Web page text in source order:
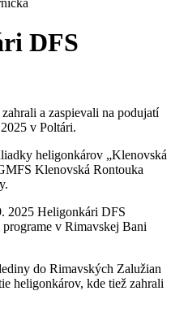
DFS
a zaspievali na podujatí
v Poltári.
heligonkárov „Klenovská
Klenovská Rontouka
2025 Heligonkári DFS
v Rimavskej Bani
do Rimavských Zalužian
heligonkárov, kde tiež zahrali